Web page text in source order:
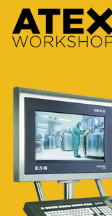
Terug naar